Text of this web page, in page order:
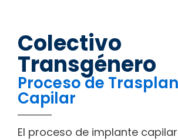
Colectivo
Transgénero
Proceso de
Capilar
El proceso de implante